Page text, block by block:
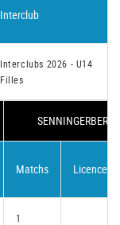
Interclub
Interclubs 2026 - U14
Filles
Matchs Licence
1